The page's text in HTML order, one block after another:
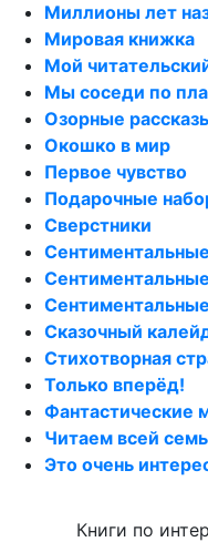
Миллионы лет
Мировая книжка
Мой
Мы соседи по
Озорные
Окошко в мир
Первое чувство
Подарочные
Сверстники
Сказочный
Стихотворная
Только вперёд!
Фантастические
Читаем всей
Это очень
Книги по